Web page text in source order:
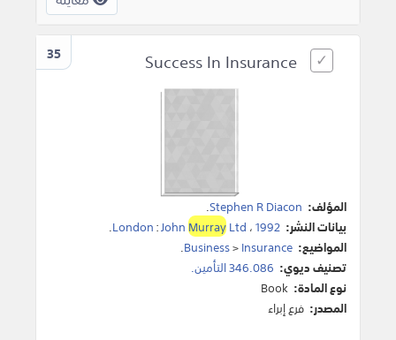
35
المؤلف: Stephen R Diacon
.
بيانات النشر:
London:JohnMurrayLtd ،1992
.
المواضيع:
Business>Insurance
.
تصنيف ديوي: 346.086 التأمين.
نوع المادة: Book
المصدر: فرع إبراء